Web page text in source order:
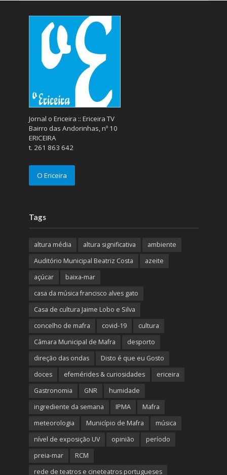
Jornal o Ericeira :: Ericeira TV
Bairro das Andorinhas, nº 10
ERICEIRA
t. 261 863 642
O Ericeira
Tags
altura média altura significativa
ambiente
Auditório Municipal Beatriz Costa
azeite
açúcar
baixa-mar
casa da música francisco alves gato
Casa de cultura Jaime Lobo e Silva
concelho de mafra
covid-19
cultura
Câmara Municipal de Mafra
desporto
direção das ondas
Disto é que eu Gosto
doces
efemérides & curiosidades
ericeira
Gastronomia
GNR
humidade
ingrediente da semana
IPMA
Mafra
meteorologia
Município de Mafra
música
nível de exposição UV
opinião
período
preia-mar
RCM
rede de teatros e cineteatros portugueses